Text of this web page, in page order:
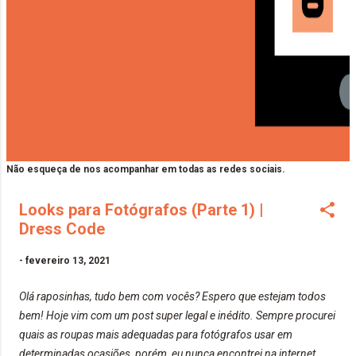
Não esqueça de nos acompanhar em todas as redes sociais.
Looks para Fotógrafos (Parte 1) |
Dress Code
- fevereiro 13, 2021
Olá raposinhas, tudo bem com vocês? Espero que estejam todos
bem! Hoje vim com um post super legal e inédito. Sempre procurei
quais as roupas mais adequadas para fotógrafos usar em